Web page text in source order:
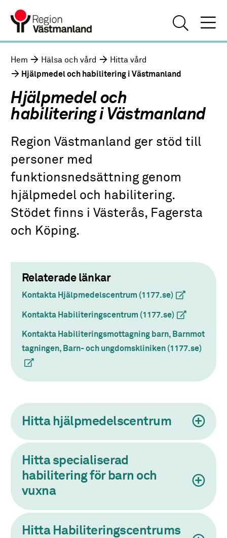
Hem Hälsa och vård
Hitta vård
Hjälpmedel och habilitering i Västmanland
Hjälpmedel och
habilitering i Västmanland
Region Västmanland ger stöd till
personer med
funktionsnedsättning genom
hjälpmedel och habilitering.
Stödet finns i Västerås, Fagersta
och Köping.
Relaterade länkar
Kontakta Hjälpmedelscentrum (1177.se)(extern länk)
Kontakta Habiliteringscentrum (1177.se)(extern länk)
Kontakta Habiliteringsmottagning barn, Barnmot
tagningen, Barn- och ungdomskliniken (1177.se)
Hitta hjälpmedelscentrum
Hitta specialiserad
habilitering för barn och
vuxna
Hitta Habiliteringscentrums